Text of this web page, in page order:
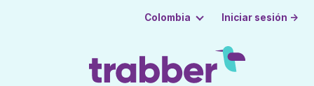
Colombia Iniciar sesión →